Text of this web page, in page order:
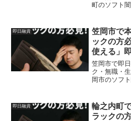
町のソフト
即日融資
笠岡市で
ックの方
使える」
方法を紹
笠岡市で即
ク・無職・
岡市のソフ
即日融資
輪之内町
ラックの